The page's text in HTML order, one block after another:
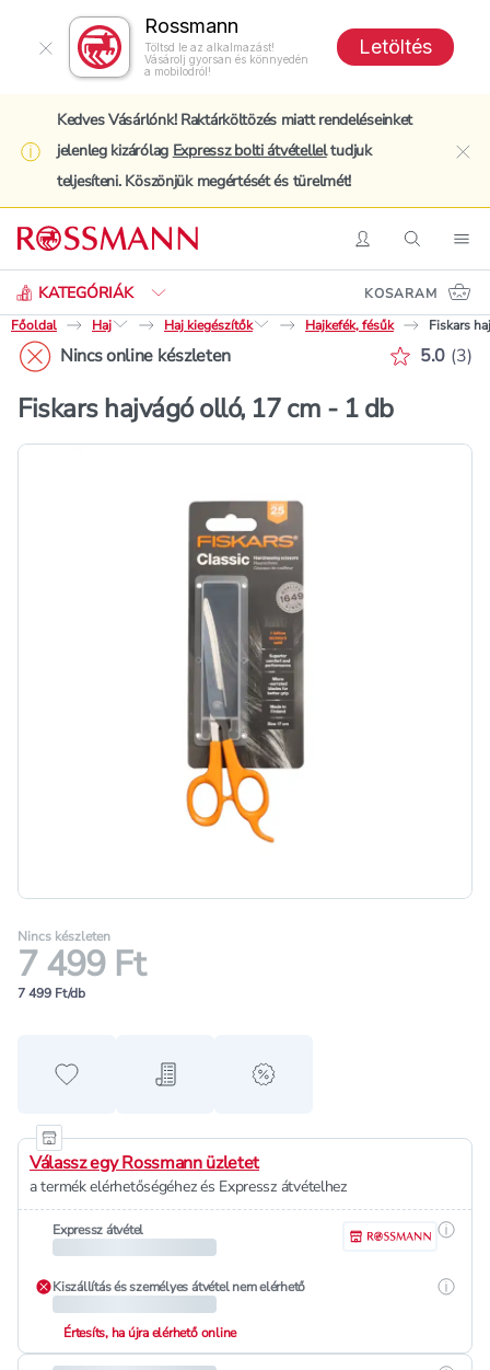
Rossmann
Töltsd le az alkalmazást!
Vásárolj gyorsan és könnyedén
a mobilodról!
Letöltés
Kedves Vásárlónk! Raktárköltözés miatt rendeléseinket
jelenleg kizárólag Expressz bolti átvételleltudjuk
teljesíteni. Köszönjük megértését és türelmét!
BelépésKeresés
KATEGÓRIÁK
Keresés
KOSARAM
Főoldal
Haj Haj kiegészítők Hajkefék, fésűk Fiskars
Nincs online készleten 5.0 (3)
Fiskars hajvágó olló, 17 cm - 1 db
Nincs készleten
7 499 Ft
7 499 Ft/db
Hozzáadás a kedvencekhez
Hozzáadás a bevásárló listához
alert when on sale
Válassz egy Rossmann üzletet
a termék elérhetőségéhez és Expressz átvételhez
Expressz átvétel
Kiszállítás és személyes átvétel nem elérhető
Értesíts, ha újra elérhető online